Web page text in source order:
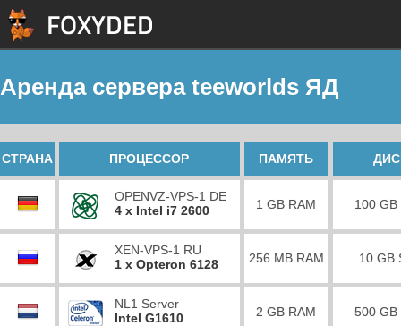
Аренда сервера teeworlds ЯД
СТРАНА ПРОЦЕССОР ПАМЯТЬ
OPENVZ-VPS-1 DE
4 x Intel i7 2600
1 GB RAM 100 GB
XEN-VPS-1 RU
1 x Opteron 6128
256 MB RAM 10 GB
NL1 Server
Intel G1610
2 GB RAM 500 GB